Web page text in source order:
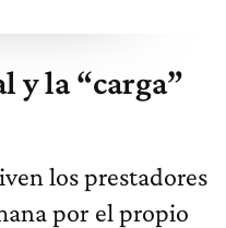
y la “carga”
los prestadores
por el propio